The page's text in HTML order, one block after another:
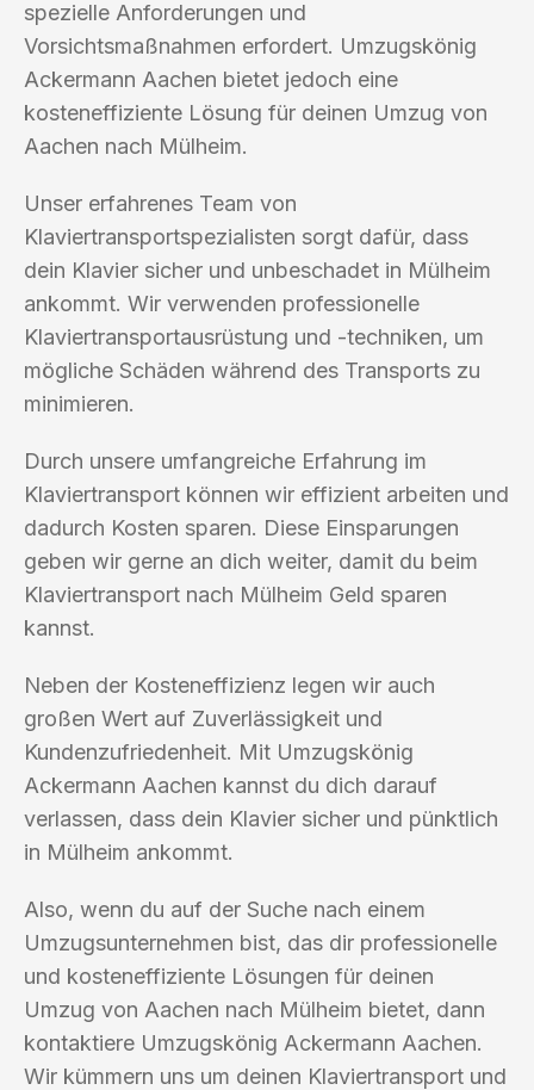
spezielle Anforderungen und
Vorsichtsmaßnahmen erfordert. Umzugskönig
Ackermann Aachen bietet jedoch eine
kosteneffiziente Lösung für deinen Umzug von
Aachen nach Mülheim.
Unser erfahrenes Team von
Klaviertransportspezialisten sorgt dafür, dass
dein Klavier sicher und unbeschadet in Mülheim
ankommt. Wir verwenden professionelle
Klaviertransportausrüstung und -techniken, um
mögliche Schäden während des Transports zu
minimieren.
Durch unsere umfangreiche Erfahrung im
Klaviertransport können wir effizient arbeiten und
dadurch Kosten sparen. Diese Einsparungen
geben wir gerne an dich weiter, damit du beim
Klaviertransport nach Mülheim Geld sparen
kannst.
Neben der Kosteneffizienz legen wir auch
großen Wert auf Zuverlässigkeit und
Kundenzufriedenheit. Mit Umzugskönig
Ackermann Aachen kannst du dich darauf
verlassen, dass dein Klavier sicher und pünktlich
in Mülheim ankommt.
Also, wenn du auf der Suche nach einem
Umzugsunternehmen bist, das dir professionelle
und kosteneffiziente Lösungen für deinen
Umzug von Aachen nach Mülheim bietet, dann
kontaktiere Umzugskönig Ackermann Aachen.
Wir kümmern uns um deinen Klaviertransport und